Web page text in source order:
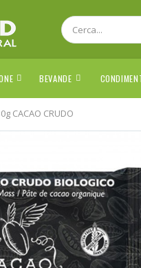
BEVANDE
CACAO CRUDO